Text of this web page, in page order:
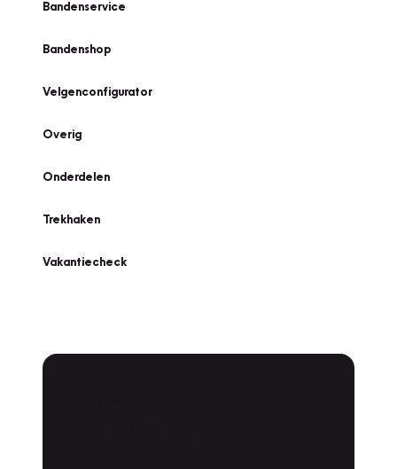
Bandenservice
Bandenshop
Velgenconfigurator
Overig
Onderdelen
Trekhaken
Vakantiecheck